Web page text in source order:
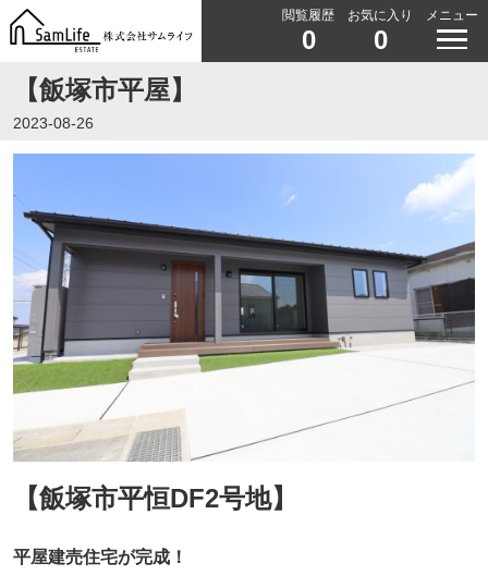
閲覧履歴
0
お気に入り
0
メニュー
【飯塚市平屋】
2023-08-26
【飯塚市平恒DF2号地】
平屋建売住宅が完成！